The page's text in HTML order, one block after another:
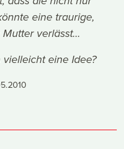
eine traurige,
verlässt…
eine Idee?